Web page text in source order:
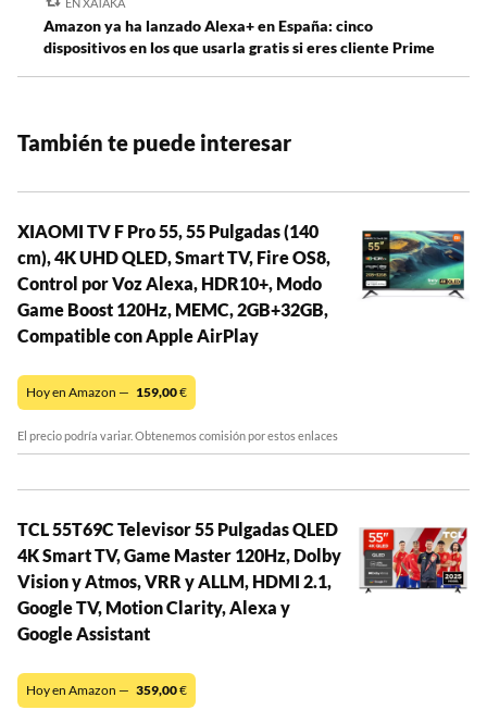
EN XATAKA
Amazon ya ha lanzado Alexa+ en España: cinco
dispositivos en los que usarla gratis si eres cliente Prime
También te puede interesar
XIAOMI TV F Pro 55, 55 Pulgadas (140
cm), 4K UHD QLED, Smart TV, Fire OS8,
Control por Voz Alexa, HDR10+, Modo
Game Boost 120Hz, MEMC, 2GB+32GB,
Compatible con Apple AirPlay
Hoy en Amazon — 159,00€
El precio podría variar. Obtenemos comisión por estos enlaces
TCL 55T69C Televisor 55 Pulgadas QLED
4K Smart TV, Game Master 120Hz, Dolby
Vision y Atmos, VRR y ALLM, HDMI 2.1,
Google TV, Motion Clarity, Alexa y
Google Assistant
Hoy en Amazon — 359,00€